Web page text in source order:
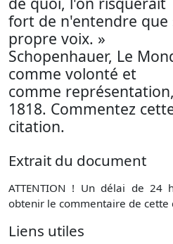
fort de n'entendre que
propre voix. »
Schopenhauer, Le
comme volonté et
comme représentation,
1818. Commentez
citation.
Extrait du document
ATTENTION ! Un délai de 24
obtenir le commentaire de cette
Liens utiles